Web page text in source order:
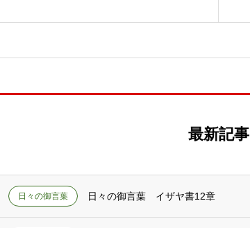
最新記事
日々の御言葉 日々の御言葉 イザヤ書12章